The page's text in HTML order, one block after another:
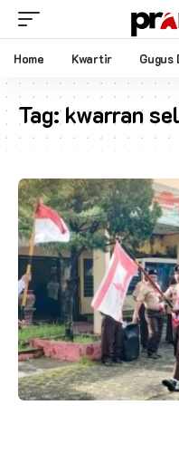
Home Kwartir Gugus
Tag:kwarran